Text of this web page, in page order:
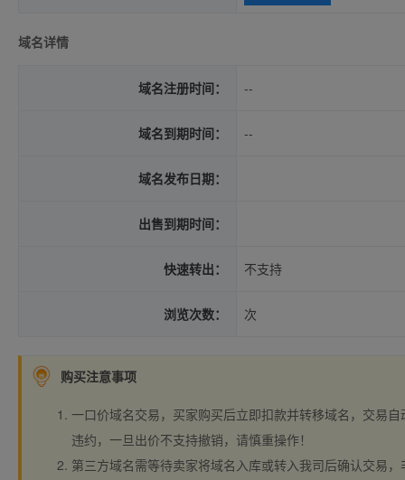
域名详情
域名注册时间： --
域名到期时间： --
域名发布日期：
出售到期时间：
快速转出： 不支持
浏览次数： 次
购买注意事项
一口价域名交易，买家购买后立即扣款并转移域名，交易
违约，一旦出价不支持撤销，请慎重操作！
第三方域名需等待卖家将域名入库或转入我司后确认交易